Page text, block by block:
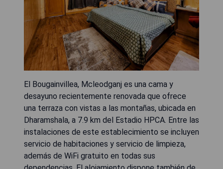
El Bougainvillea, Mcleodganj es una cama y
desayuno recientemente renovada que ofrece
una terraza con vistas a las montañas, ubicada en
Dharamshala, a 7.9 km del Estadio HPCA. Entre las
instalaciones de este establecimiento se incluyen
servicio de habitaciones y servicio de limpieza,
además de WiFi gratuito en todas sus